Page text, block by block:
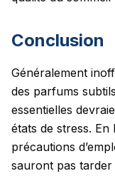
Conclusion
Généralement
des parfums
essentielles
états de stress.
précautions
sauront pas tarder